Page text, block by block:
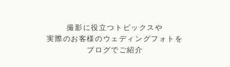
撮影に役立つトピックスや
実際のお客様のウェディングフォトを
ブログでご紹介